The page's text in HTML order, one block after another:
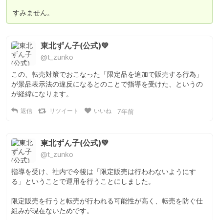
すみません。
東北ずん子(公式)💚
@t_zunko
この、転売対策でおこなった「限定品を追加で販売する行為」
が景品表示法の違反になるとのことで指導を受けた、というの
が経緯になります。
返信 リツイート いいね 7年前
東北ずん子(公式)💚
@t_zunko
指導を受け、社内で今後は「限定販売は行わわないようにす
る」ということで運用を行うことにしました。
限定販売を行うと転売が行われる可能性が高く、転売を防ぐ仕
組みが現在ないためです。